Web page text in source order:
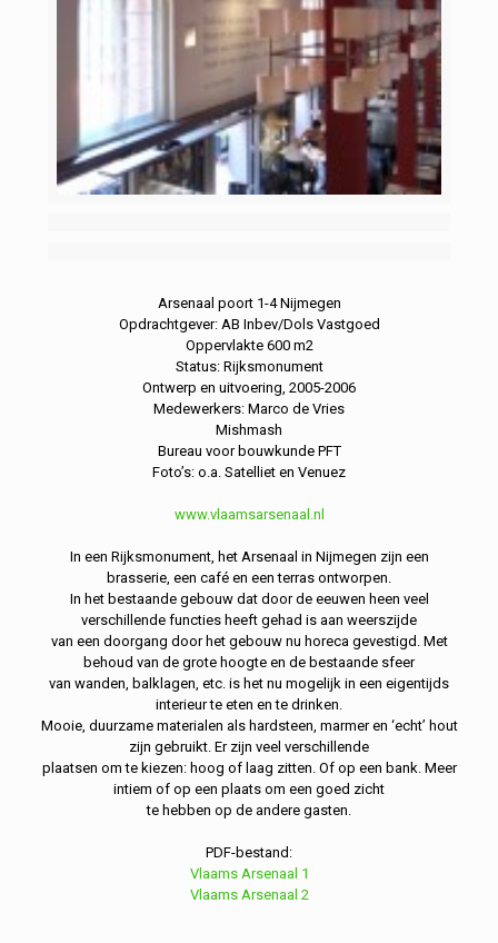
Arsenaal poort 1-4 Nijmegen
Opdrachtgever: AB Inbev/Dols Vastgoed
Oppervlakte 600 m2
Status: Rijksmonument
Ontwerp en uitvoering, 2005-2006
Medewerkers: Marco de Vries
Mishmash
Bureau voor bouwkunde PFT
Foto’s: o.a. Satelliet en Venuez
www.vlaamsarsenaal.nl
In een Rijksmonument, het Arsenaal in Nijmegen zijn een
brasserie, een café en een terras ontworpen.
In het bestaande gebouw dat door de eeuwen heen veel
verschillende functies heeft gehad is aan weerszijde
van een doorgang door het gebouw nu horeca gevestigd. Met
behoud van de grote hoogte en de bestaande sfeer
van wanden, balklagen, etc. is het nu mogelijk in een eigentijds
interieur te eten en te drinken.
Mooie, duurzame materialen als hardsteen, marmer en ‘echt’ hout
zijn gebruikt. Er zijn veel verschillende
plaatsen om te kiezen: hoog of laag zitten. Of op een bank. Meer
intiem of op een plaats om een goed zicht
te hebben op de andere gasten.
PDF-bestand:
Vlaams Arsenaal 1
Vlaams Arsenaal 2